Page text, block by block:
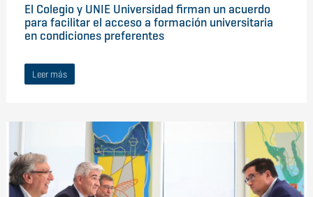
El Colegio y UNIE Universidad firman un acuerdo
para facilitar el acceso a formación universitaria
en condiciones preferentes
Leer más